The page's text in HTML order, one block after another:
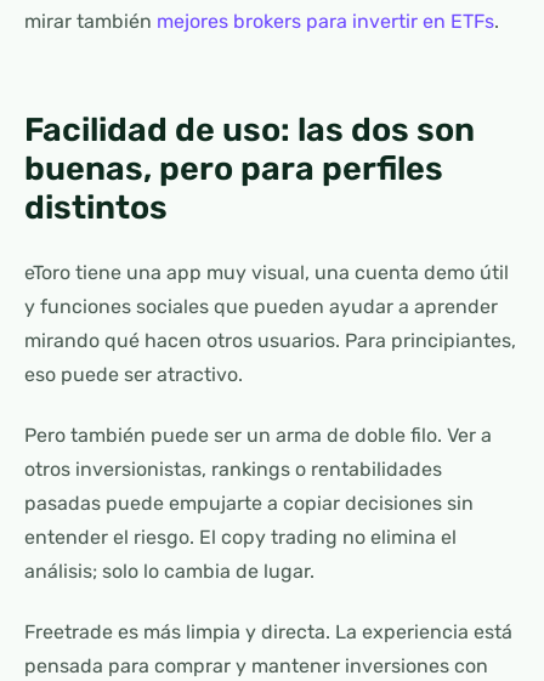
mirar también mejores brokers para invertir en ETFs.
Facilidad de uso: las dos son
buenas, pero para perfiles
distintos
eToro tiene una app muy visual, una cuenta demo útil
y funciones sociales que pueden ayudar a aprender
mirando qué hacen otros usuarios. Para principiantes,
eso puede ser atractivo.
Pero también puede ser un arma de doble filo. Ver a
otros inversionistas, rankings o rentabilidades
pasadas puede empujarte a copiar decisiones sin
entender el riesgo. El copy trading no elimina el
análisis; solo lo cambia de lugar.
Freetrade es más limpia y directa. La experiencia está
pensada para comprar y mantener inversiones con